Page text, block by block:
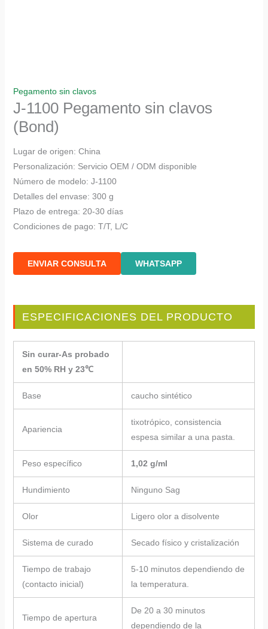
Pegamento sin clavos
J-1100 Pegamento sin clavos
(Bond)
Lugar de origen: China
Personalización: Servicio OEM / ODM disponible
Número de modelo: J-1100
Detalles del envase: 300 g
Plazo de entrega: 20-30 días
Condiciones de pago: T/T, L/C
ENVIAR CONSULTA WHATSAPP
ESPECIFICACIONES DEL PRODUCTO
Sin curar-As probado
en 50% RH y 23℃
Base caucho sintético
Apariencia
tixotrópico, consistencia
espesa similar a una pasta.
Peso específico 1,02 g/ml
Hundimiento Ninguno Sag
Olor Ligero olor a disolvente
Sistema de curado Secado físico y cristalización
Tiempo de trabajo
(contacto inicial)
5-10 minutos dependiendo de
la temperatura.
Tiempo de apertura
De 20 a 30 minutos
dependiendo de la